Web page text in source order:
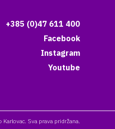
+385 (0)47 611 400
Facebook
Instagram
Youtube
Sva prava pridržana.